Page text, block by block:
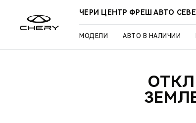
ЧЕРИ ЦЕНТР ФРЕШ АВТО
МОДЕЛИ АВТО В НАЛИЧИИ